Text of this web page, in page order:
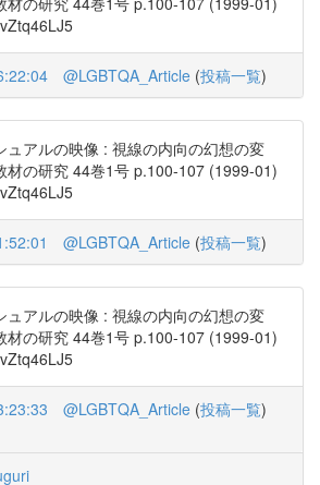
@LGBTQA_Article (投稿一覧)
ュアルの映像 : 視線の内向の幻想の変
材の研究 44巻1号 p.100-107 (1999-01)
@LGBTQA_Article (投稿一覧)
ュアルの映像 : 視線の内向の幻想の変
材の研究 44巻1号 p.100-107 (1999-01)
@LGBTQA_Article (投稿一覧)